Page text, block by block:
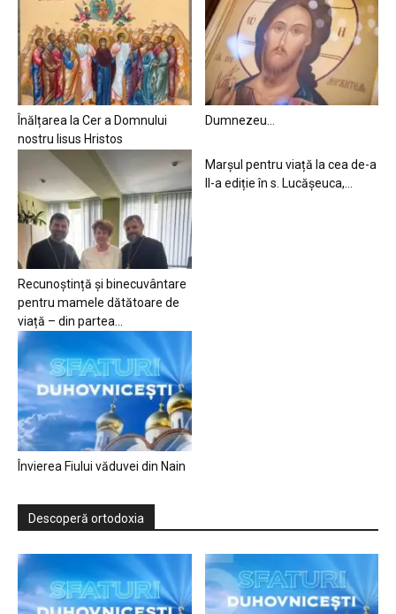
Înălțarea la Cer a Domnului
nostru Iisus Hristos
Dumnezeu…
Recunoștință și binecuvântare
pentru mamele dătătoare de
viață – din partea...
Marșul pentru viață la cea de-a
II-a ediție în s. Lucășeuca,...
Învierea Fiului văduvei din Nain
Descoperă ortodoxia